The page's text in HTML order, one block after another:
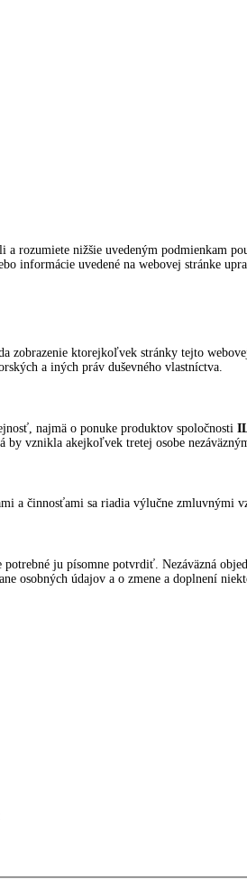
rozumiete nižšie uvedeným podmienkam
informácie uvedené na webovej stránke
zobrazenie ktorejkoľvek stránky tejto
a iných práv duševného vlastníctva.
najmä o ponuke produktov spoločnosti
by vznikla akejkoľvek tretej osobe
a činnosťami sa riadia výlučne zmluvnými
ju písomne potvrdiť. Nezáväzná
osobných údajov a o zmene a doplnení